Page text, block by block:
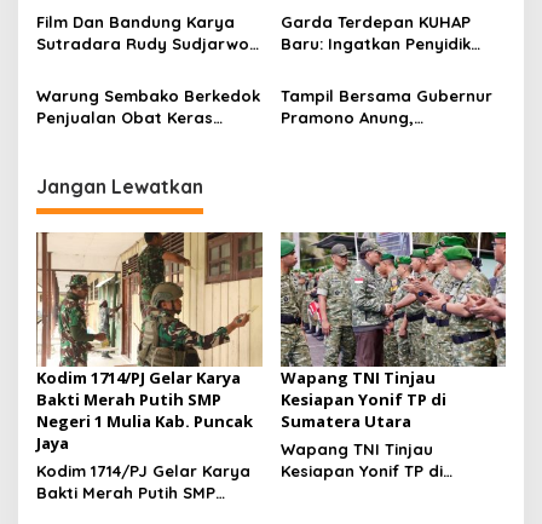
Diding Boneng
Pengurus Baru, Fokus
Konsolidasi Jelang
Musancab 13 September
Film Dan Bandung Karya
Sutradara Rudy Sudjarwo:
Secara Luas Mulai 20
Agustus 2026
Garda Terdepan KUHAP
Baru: Ingatkan Penyidik
Bersalah
Warung Sembako Berkedok
Penjualan Obat Keras
Tampil Bersama Gubernur
Pramono Anung,
Jangan Lewatkan
Kodim 1714/PJ Gelar Karya
Bakti Merah Putih SMP
Negeri 1 Mulia Kab. Puncak
Jaya
Kodim 1714/PJ Gelar Karya
Bakti Merah Putih SMP
Wapang TNI Tinjau
Kesiapan Yonif TP di
Sumatera Utara
Wapang TNI Tinjau
Kesiapan Yonif TP di